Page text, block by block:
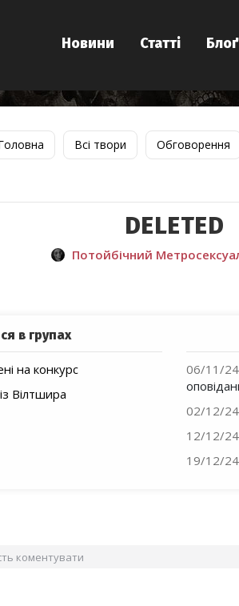
Новини Статті Блоґ
Всі твори Обговорення
DELETED
Потойбічний
в групах
на конкурс
Вілтшира
06/11/
02/12/
12/12/
19/12/
коментувати